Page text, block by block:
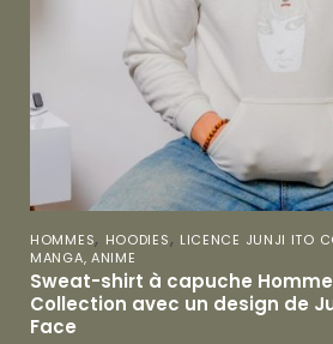
HOMMES, HOODIES, LICENCE JUNJI ITO
MANGA, ANIME
Sweat-shirt à capuche
Collection avec un design de
Face